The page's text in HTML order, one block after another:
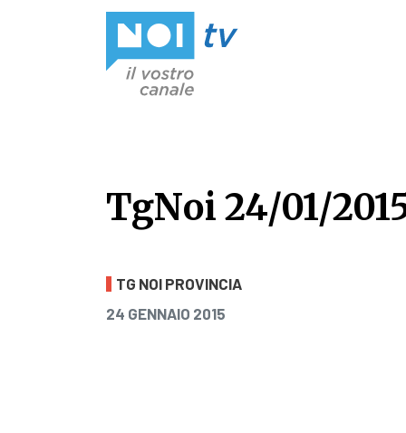
TgNoi 24/01/
TgNoi 24/01/
TG NOI PROVINCIA
PUBBLICATO IL
24 GENNAIO 2015